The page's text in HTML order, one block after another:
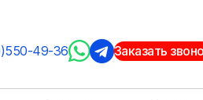
49-36 Заказать